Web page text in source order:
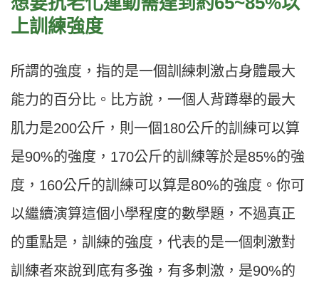
上訓練強度
所謂的強度，指的是一個訓練刺激占身體最大
能力的百分比。比方說，一個人背蹲舉的最大
肌力是200公斤，則一個180公斤的訓練可以算
是90%的強度，170公斤的訓練等於是85%的強
度，160公斤的訓練可以算是80%的強度。你可
以繼續演算這個小學程度的數學題，不過真正
的重點是，訓練的強度，代表的是一個刺激對
訓練者來說到底有多強，有多刺激，是90%的